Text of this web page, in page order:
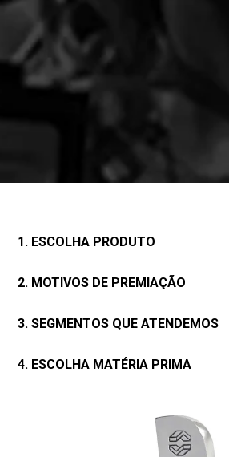
1. ESCOLHA PRODUTO
2. MOTIVOS DE PREMIAÇÃO
3. SEGMENTOS QUE ATENDEMOS
4. ESCOLHA MATÉRIA PRIMA